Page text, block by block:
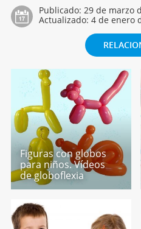
Publicado: 29 de marzo
Actualizado: 4 de enero
Figuras con globos
para niños. Vídeos
de globoflexia